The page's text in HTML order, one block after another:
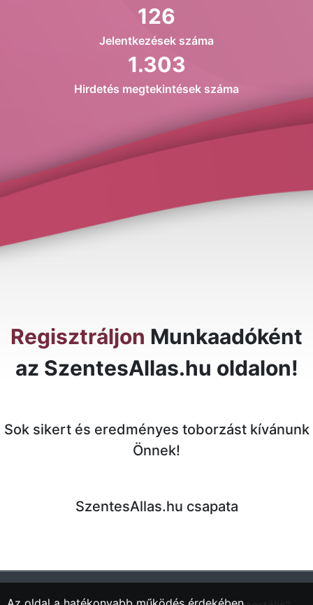
126
Jelentkezések száma
1.303
Hirdetés megtekintések száma
Regisztráljon Munkaadóként
az SzentesAllas.hu oldalon!
Sok sikert és eredményes toborzást kívánunk
Önnek!
SzentesAllas.hu csapata